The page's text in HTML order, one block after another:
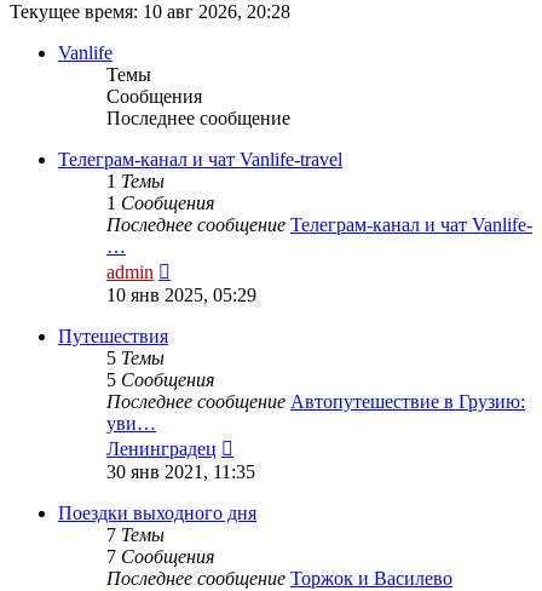
Текущее время: 10 авг 2026, 20:28
Vanlife
Темы
Сообщения
Последнее сообщение
Телеграм-канал и чат Vanlife-travel
1 Темы
1 Сообщения
Последнее сообщение Телеграм-канал и чат Vanlife-
…
admin
к
10 янв 2025, 05:29
Путешествия
5 Темы
5 Сообщения
Последнее сообщение Автопутешествие в Грузию:
уви…
Ленинградец
к
сообщению
30 янв 2021, 11:35
Поездки выходного дня
7 Темы
7 Сообщения
Последнее сообщение Торжок и Василево